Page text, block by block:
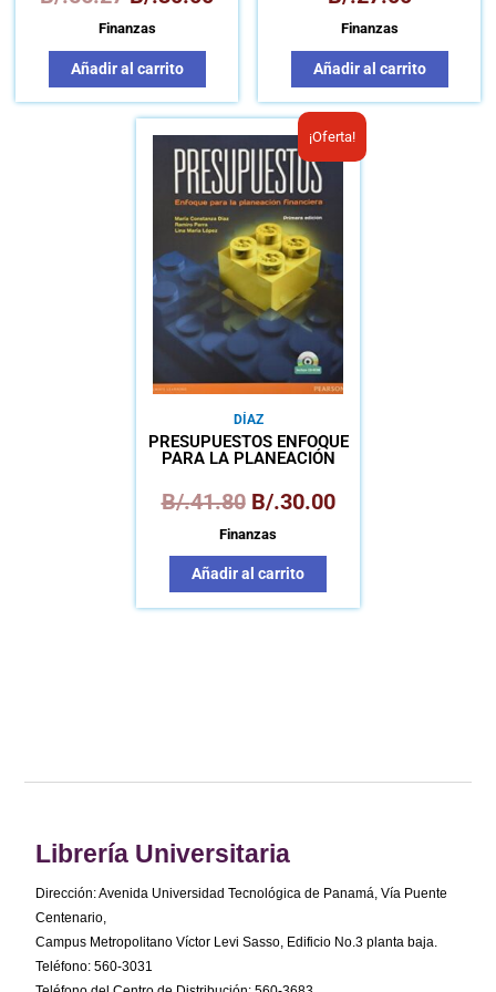
Finanzas
Añadir al carrito
Finanzas
Añadir al carrito
¡Oferta!
DÍAZ
PRESUPUESTOS ENFOQUE
PARA LA PLANEACIÓN
B/.41.80
El
precio
original
era:
B/.41.80.
B/.30.00
El
precio
B/.30.00.
Finanzas
Añadir al carrito
Librería Universitaria
Dirección: Avenida Universidad Tecnológica de Panamá, Vía Puente
Centenario,
Campus Metropolitano Víctor Levi Sasso, Edificio No.3 planta baja.
Teléfono: 560-3031